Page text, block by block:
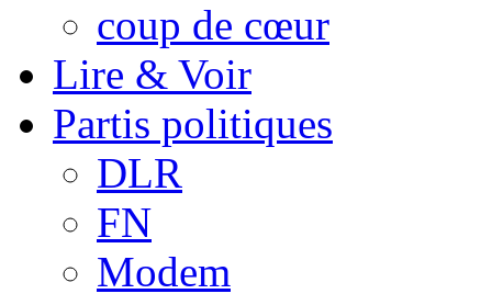
coup de cœur
Lire & Voir
Partis politiques
DLR
FN
Modem